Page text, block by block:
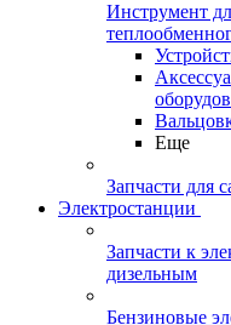
Инструмент
Еще
Запчасти для
Электростанции
Запчасти к
дизельным
Бензиновые